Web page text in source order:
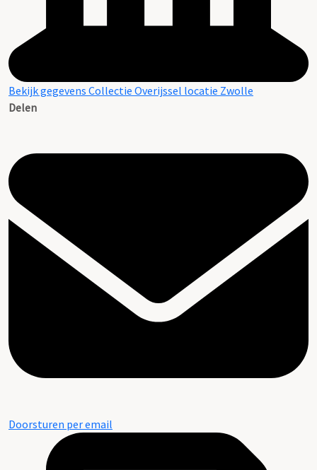
Bekijk gegevens Collectie Overijssel locatie Zwolle
Delen
Doorsturen per email